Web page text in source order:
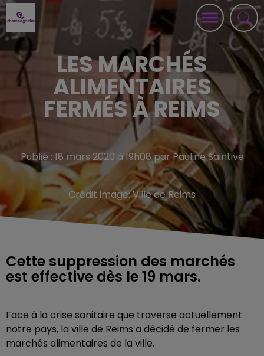
LES MARCHÉS
ALIMENTAIRES
FERMÉS À REIMS
Publié : 18 mars 2020 à 19h08 par Pauline Saintive
Crédit image:Ville de Reims
Cette suppression des marchés
est effective dès le 19 mars.
Face à la crise sanitaire que traverse actuellement
notre pays, la ville de Reims a décidé de fermer les
marchés alimentaires de la ville.